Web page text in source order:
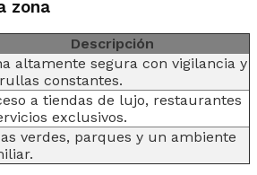
zona
Descripción
altamente segura con vigilancia y
constantes.
a tiendas de lujo, restaurantes
exclusivos.
verdes, parques y un ambiente